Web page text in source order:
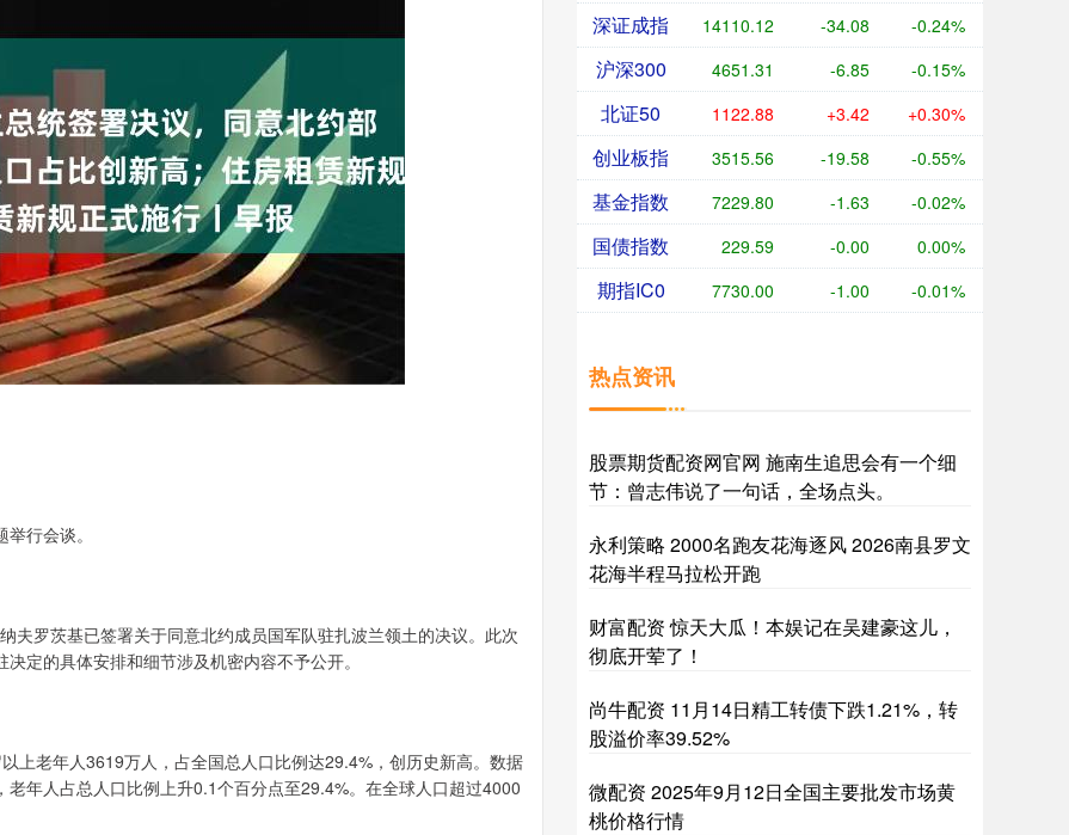
行会谈。
夫罗茨基已签署关于同意北约成员国军队驻扎波兰领土的决议。此次
定的具体安排和细节涉及机密内容不予公开。
上老年人3619万人，占全国总人口比例达29.4%，创历史新高。数据
年人占总人口比例上升0.1个百分点至29.4%。在全球人口超过4000
深证成指 14110.12 -34.08 -0.24%
沪深300 4651.31 -6.85 -0.15%
北证50 1122.88 +3.42 +0.30%
创业板指 3515.56 -19.58 -0.55%
基金指数 7229.80 -1.63 -0.02%
国债指数 229.59 -0.00 0.00%
期指IC0 7730.00 -1.00 -0.01%
热点资讯
股票期货配资网官网 施南生追思会有一个细
节：曾志伟说了一句话，全场点头。
永利策略 2000名跑友花海逐风 2026南县罗文
花海半程马拉松开跑
财富配资 惊天大瓜！本娱记在吴建豪这儿，
彻底开荤了！
尚牛配资 11月14日精工转债下跌1.21%，转
股溢价率39.52%
微配资 2025年9月12日全国主要批发市场黄
桃价格行情